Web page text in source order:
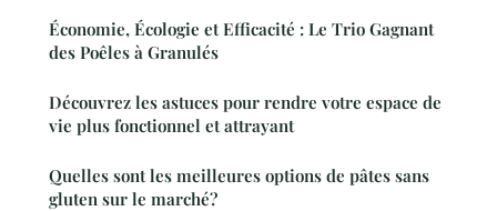
Économie, Écologie et Efficacité : Le Trio Gagnant
des Poêles à Granulés
Découvrez les astuces pour rendre votre espace de
vie plus fonctionnel et attrayant
Quelles sont les meilleures options de pâtes sans
gluten sur le marché?